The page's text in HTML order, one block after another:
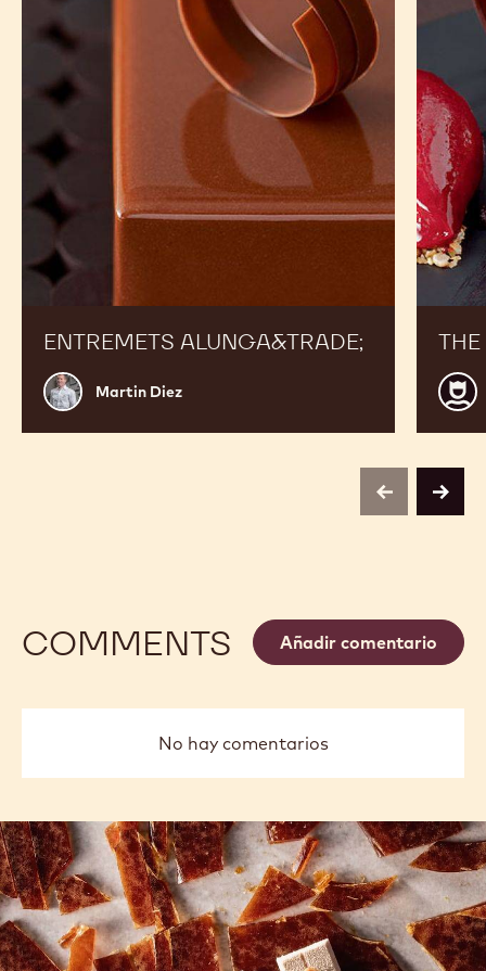
ENTREMETS ALUNGA&TRADE;
Martin
Diez
Martin Diez
previousnext
COMMENTS Añadir comentario
No hay comentarios